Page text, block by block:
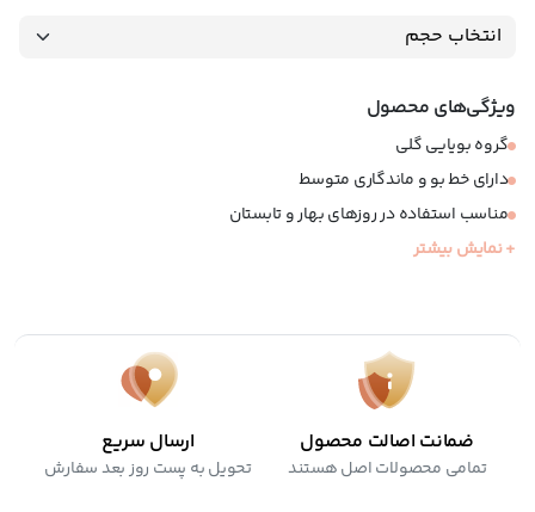
ویژگی‌های محصول
گروه بویایی گلی
دارای خط بو و ماندگاری متوسط
مناسب استفاده در روزهای بهار و تابستان
سال معرفی: 2020
+ نمایش بیشتر
ضمانت اصالت محصول
تمامی محصولات اصل هستند
ارسال سریع
تحویل به پست روز بعد سفارش